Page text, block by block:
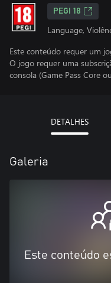
PEGI 18
Language,
Este conteúdo requer um
O jogo requer uma
consola (Game Pass Core
DETALHES
Galeria
Este conteúdo